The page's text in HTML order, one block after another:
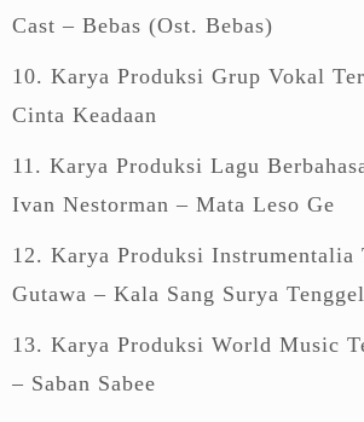
Cast – Bebas (Ost. Bebas)
10. Karya Produksi Grup Vokal
Cinta Keadaan
11. Karya Produksi Lagu
Ivan Nestorman – Mata Leso Ge
12. Karya Produksi Instrumentalia
Gutawa – Kala Sang Surya
13. Karya Produksi World Music
– Saban Sabee